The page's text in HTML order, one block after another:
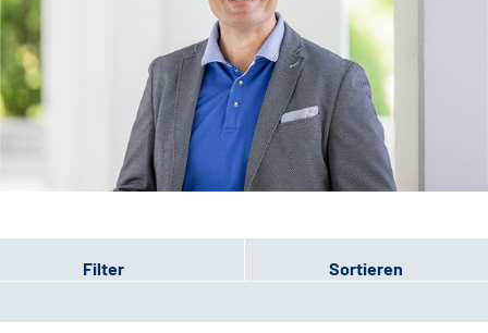
Filter Sortieren